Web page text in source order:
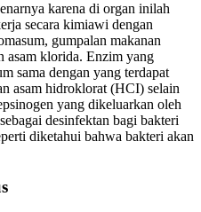
karena di organ inilah
secara kimiawi dengan
gumpalan makanan
asam klorida. Enzim yang
sama dengan yang terdapat
asam hidroklorat (HCI) selain
yang dikeluarkan oleh
desinfektan bagi bakteri
diketahui bahwa bakteri akan